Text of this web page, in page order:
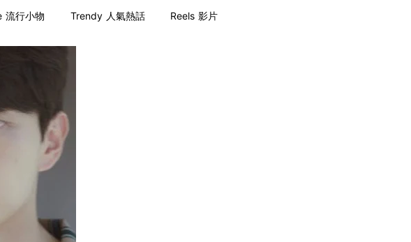
流行小物 Trendy 人氣熱話 Reels 影片